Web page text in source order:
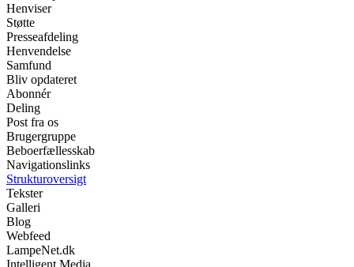
Henviser
Støtte
Presseafdeling
Henvendelse
Samfund
Bliv opdateret
Abonnér
Deling
Post fra os
Brugergruppe
Beboerfællesskab
Navigationslinks
Strukturoversigt
Tekster
Galleri
Blog
Webfeed
LampeNet.dk